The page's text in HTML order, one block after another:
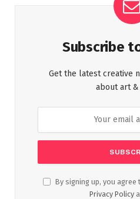
Subscribe
Get the latest creative
about art &
By signing up, you
Privacy Policy